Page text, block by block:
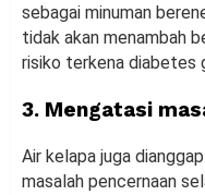
sebagai minuman
tidak akan menambah
risiko terkena diabetes
3. Mengatasi
Air kelapa juga
masalah pencernaan